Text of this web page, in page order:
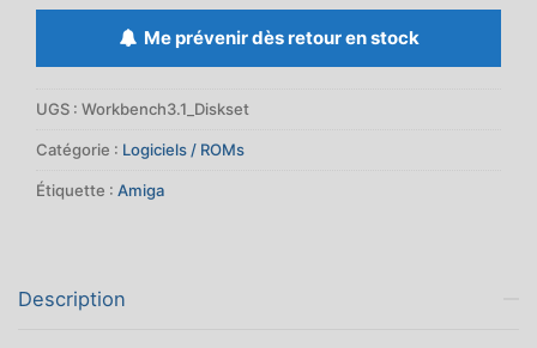
Me prévenir dès retour en stock
UGS : Workbench3.1_Diskset
Catégorie : Logiciels / ROMs
Étiquette : Amiga
Description